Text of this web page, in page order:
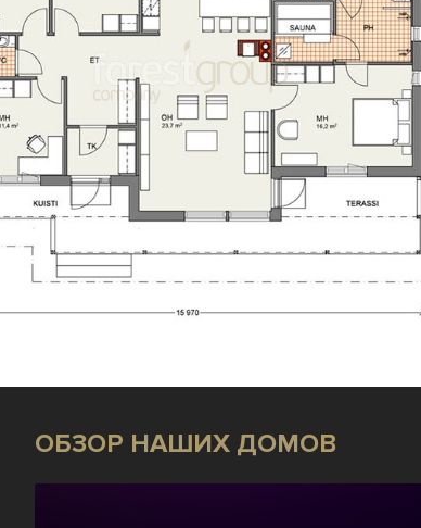
ОБЗОР НАШИХ ДОМОВ